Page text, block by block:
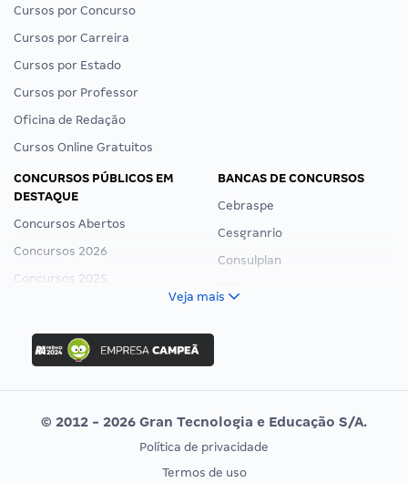
Cursos por Concurso
Cursos por Carreira
Cursos por Estado
Cursos por Professor
Oficina de Redação
Cursos Online Gratuitos
CONCURSOS PÚBLICOS EM
DESTAQUE
Concursos Abertos
Concursos 2026
Concursos 2025
Concurso Ibama
Concurso MPU
Editais publicados
BANCAS DE CONCURSOS
Cebraspe
Cesgranrio
Consulplan
Vunesp
CONCURSOS POR PROFISSÃO
EXAME DE ORDEM
Veja mais
© 2012 - 2026 Gran Tecnologia e Educação S/A.
Política de privacidade
Termos de uso